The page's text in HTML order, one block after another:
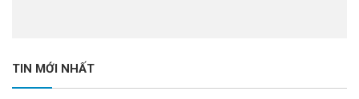
TIN MỚI NHẤT